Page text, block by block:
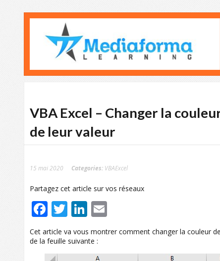
VBA Excel – Changer la
de leur valeur
15 mai 2020 Categories: VBAExcel
Partagez cet article sur vos réseaux
Facebook
TwitterLinkedIn
Cet article va vous montrer comment changer la couleur
de la feuille suivante :